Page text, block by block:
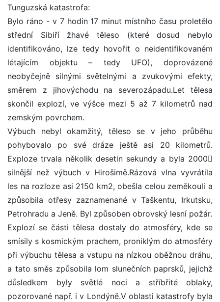
Tunguzská katastrofa:
Bylo ráno - v 7 hodin 17 minut místního času proletělo
střední Sibiří žhavé těleso (které dosud nebylo
identifikováno, lze tedy hovořit o neidentifikovaném
létajícím objektu – tedy UFO), doprovázené
neobyčejně silnými světelnými a zvukovými efekty,
směrem z jihovýchodu na severozápadu.Let tělesa
skončil explozí, ve výšce mezi 5 až 7 kilometrů nad
zemským povrchem.
Výbuch nebyl okamžitý, těleso se v jeho průběhu
pohybovalo po své dráze ještě asi 20 kilometrů.
Exploze trvala několik desetin sekundy a byla 2000
silnější než výbuch v Hirošimě.Rázová vlna vyvrátila
les na rozloze asi 2150 km2, obešla celou zeměkouli a
způsobila otřesy zaznamenané v Taškentu, Irkutsku,
Petrohradu a Jeně. Byl způsoben obrovský lesní požár.
Explozí se části tělesa dostaly do atmosféry, kde se
smísily s kosmickým prachem, proniklým do atmosféry
při výbuchu tělesa a vstupu na nízkou oběžnou dráhu,
a tato směs způsobila lom slunečních paprsků, jejichž
důsledkem byly světlé noci a stříbřité oblaky,
pozorované např. i v Londýně.V oblasti katastrofy byla